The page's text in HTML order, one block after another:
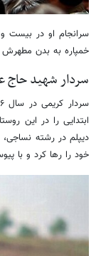
خمپاره به بدن
سردار شهید حاج
ابتدایی را در این
دیپلم در رشته
خود را رها کرد و با